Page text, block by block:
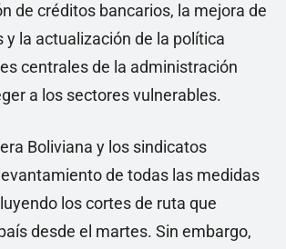
de créditos bancarios, la mejora de
y la actualización de la política
centrales de la administración
a los sectores vulnerables.
Boliviana y los sindicatos
de todas las medidas
los cortes de ruta que
desde el martes. Sin embargo,